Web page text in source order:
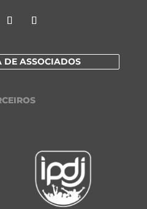
DE ASSOCIADOS